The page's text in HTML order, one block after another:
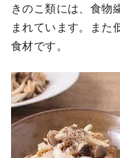
きのこ類には、食物
まれています。また
食材です。